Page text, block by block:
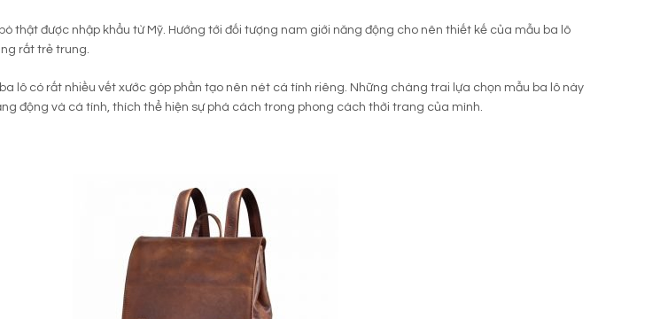
thật được nhập khẩu từ Mỹ. Hướng tới đối tượng nam giới năng động cho nên thiết kế của mẫu ba lô
rất trẻ trung.
lô có rất nhiều vết xước góp phần tạo nên nét cá tính riêng. Những chàng trai lựa chọn mẫu ba lô này
động và cá tính, thích thể hiện sự phá cách trong phong cách thời trang của mình.